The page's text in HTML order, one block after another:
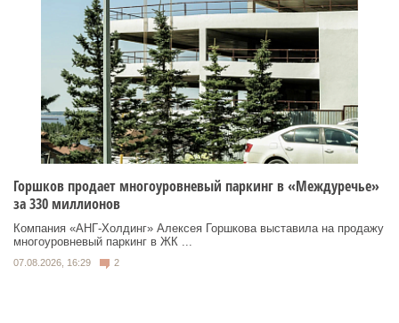
Горшков продает многоуровневый паркинг в «Междуречье»
за 330 миллионов
Компания «АНГ-Холдинг» Алексея Горшкова выставила на продажу
многоуровневый паркинг в ЖК ...
07.08.2026, 16:29 2